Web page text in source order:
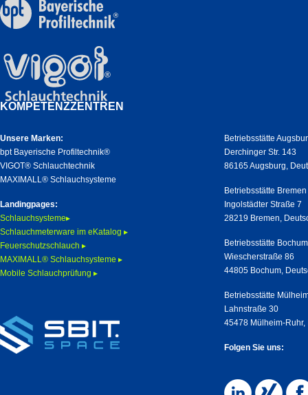
KOMPETENZZENTREN
Unsere Marken:
bpt Bayerische Profiltechnik®
VIGOT® Schlauchtechnik
MAXIMALL® Schlauchsysteme
Landingpages:
Schlauchsysteme▸
Schlauchmeterware im eKatalog ▸
Feuerschutzschlauch ▸
MAXIMALL® Schlauchsysteme ▸
Mobile Schlauchprüfung ▸
Betriebsstätte
Derchinger Str. 143
86165 Augsburg,
Betriebsstätte Bremen
Ingolstädter Straße 7
28219 Bremen,
Betriebsstätte Bochum
Wiescherstraße 86
44805 Bochum,
Betriebsstätte
Lahnstraße 30
45478 Mülheim-
Folgen Sie uns: